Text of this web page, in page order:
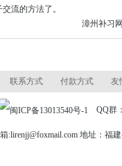
流的方法了。
漳州补习网
联系方式 付款方式 友
QQ群
:lirenjj@foxmail.com 地址：福